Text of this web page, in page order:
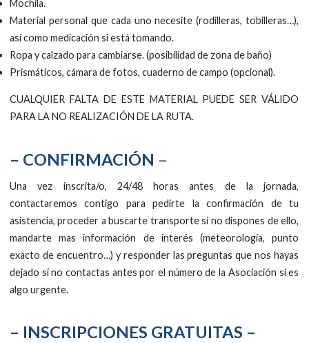
Mochila.
Material personal que cada uno necesite (rodilleras, tobilleras…),
así como medicación si está tomando.
Ropa y calzado para cambiarse. (posibilidad de zona de baño)
Prismáticos, cámara de fotos, cuaderno de campo (opcional).
CUALQUIER FALTA DE ESTE MATERIAL PUEDE SER VÁLIDO
PARA LA NO REALIZACIÓN DE LA RUTA.
– CONFIRMACIÓN –
Una vez inscrita/o, 24/48 horas antes de la jornada,
contactaremos contigo para pedirte la confirmación de tu
asistencia, proceder a buscarte transporte si no dispones de ello,
mandarte mas información de interés (meteorología, punto
exacto de encuentro…) y responder las preguntas que nos hayas
dejado si no contactas antes por el número de la Asociación si es
algo urgente.
– INSCRIPCIONES GRATUITAS –